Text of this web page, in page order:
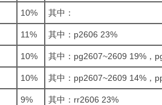
10% 其中：
11% 其中：p2606 23%
10% 其中：pg2607~2609 19%，
10% 其中：pp2607~2609 14%，
9% 其中：rr2606 23%